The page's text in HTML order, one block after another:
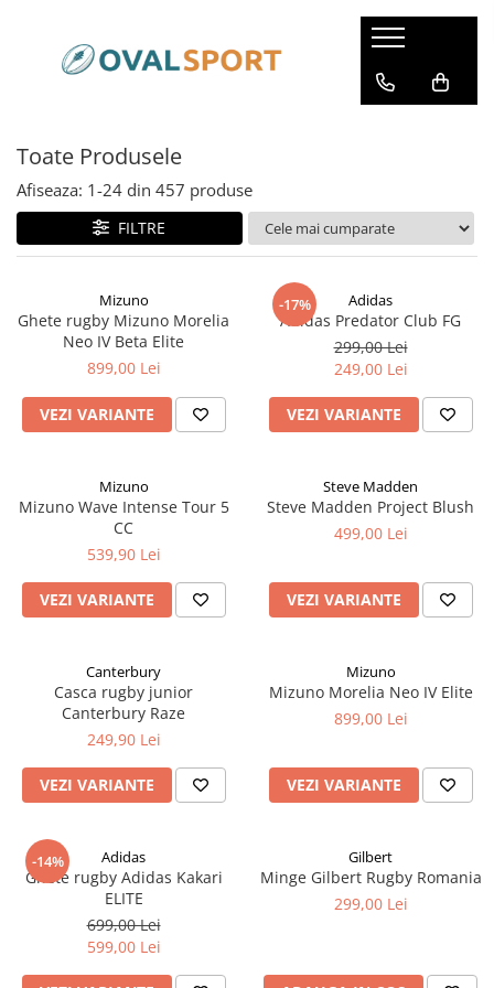
Femei
Incaltaminte
Barbati
Incaltaminte
Toate Produsele
Afiseaza: 1-24 din 457 produse
FILTRE
Mizuno
Ghete rugby Mizuno Morelia
Neo IV Beta Elite
899,00 Lei
VEZI VARIANTE
-17% Adidas
Adidas Predator Club FG
299,00 Lei
249,00 Lei
VEZI VARIANTE
Mizuno
Mizuno Wave Intense Tour 5
CC
539,90 Lei
VEZI VARIANTE
Steve Madden
Steve Madden Project Blush
499,00 Lei
VEZI VARIANTE
Canterbury
Casca rugby junior
Canterbury Raze
249,90 Lei
VEZI VARIANTE
Mizuno
Mizuno Morelia Neo IV Elite
899,00 Lei
VEZI VARIANTE
-14% Adidas
Ghete rugby Adidas Kakari
ELITE
699,00 Lei
599,00 Lei
Gilbert
Minge Gilbert Rugby Romania
299,00 Lei